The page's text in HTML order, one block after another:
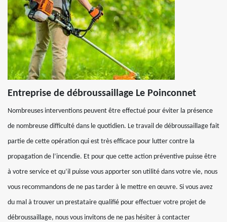
Entreprise de débroussaillage Le Poinconnet
Nombreuses interventions peuvent être effectué pour éviter la présence
de nombreuse difficulté dans le quotidien. Le travail de débroussaillage fait
partie de cette opération qui est très efficace pour lutter contre la
propagation de l’incendie. Et pour que cette action préventive puisse être
à votre service et qu’il puisse vous apporter son utilité dans votre vie, nous
vous recommandons de ne pas tarder à le mettre en œuvre. Si vous avez
du mal à trouver un prestataire qualifié pour effectuer votre projet de
débroussaillage, nous vous invitons de ne pas hésiter à contacter